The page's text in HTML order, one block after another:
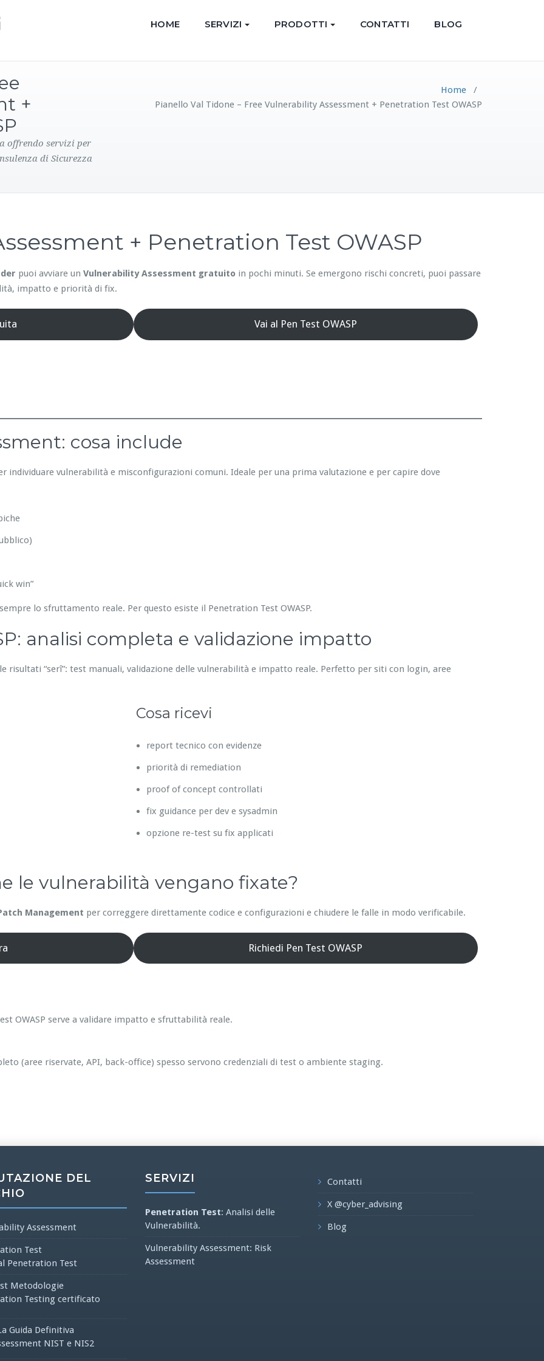
HOME SERVIZI PRODOTTI CONTATTI BLOG
+
offrendo servizi per
di Sicurezza
Home /
Pianello Val Tidone – Free Vulnerability Assessment + Penetration Test OWASP
+ Penetration Test OWASP
puoi avviare un Vulnerability Assessment gratuito in pochi minuti. Se emergono rischi concreti, puoi passare
impatto e priorità di fix.
Vai al Pen Test OWASP
cosa include
individuare vulnerabilità e misconfigurazioni comuni. Ideale per una prima valutazione e per capire dove
win”
lo sfruttamento reale. Per questo esiste il Penetration Test OWASP.
analisi completa e validazione impatto
risultati “serî”: test manuali, validazione delle vulnerabilità e impatto reale. Perfetto per siti con login, aree
Cosa ricevi
report tecnico con evidenze
priorità di remediation
proof of concept controllati
fix guidance per dev e sysadmin
opzione re-test su fix applicati
le vulnerabilità vengano fixate?
Management per correggere direttamente codice e configurazioni e chiudere le falle in modo verificabile.
Richiedi Pen Test OWASP
OWASP serve a validare impatto e sfruttabilità reale.
(aree riservate, API, back-office) spesso servono credenziali di test o ambiente staging.
DEL
Assessment
Test
Penetration Test
Metodologie
Testing certificato
Guida Definitiva
NIST e NIS2
SERVIZI
Penetration Test: Analisi delle
Vulnerabilità.
Vulnerability Assessment: Risk
Assessment
Contatti
X @cyber_advising
Blog